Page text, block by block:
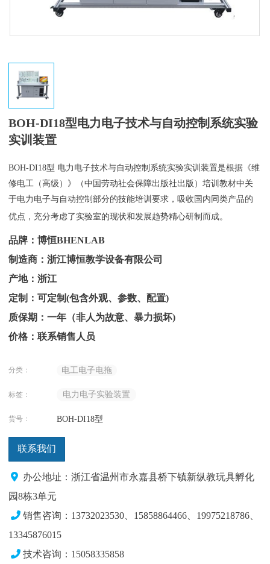
BOH-DI18型电力电子技术与自动控制系统实验
实训装置
BOH-DI18型 电力电子技术与自动控制系统实验实训装置是根据《维
修电工（高级）》（中国劳动社会保障出版社出版）培训教材中关
于电力电子与自动控制部分的技能培训要求，吸收国内同类产品的
优点，充分考虑了实验室的现状和发展趋势精心研制而成。
品牌：博恒BHENLAB
制造商：浙江博恒教学设备有限公司
产地：浙江
定制：可定制(包含外观、参数、配置)
质保期：一年（非人为故意、暴力损坏)
价格：联系销售人员
分类： 电工电子电拖
标签： 电力电子实验装置
货号： BOH-DI18型
联系我们
办公地址：浙江省温州市永嘉县桥下镇新纵教玩具孵化
园8栋3单元
销售咨询：13732023530、15858864466、19975218786、
13345876015
技术咨询：15058335858